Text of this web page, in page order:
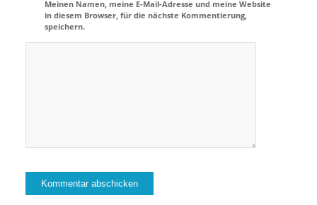
Meinen Namen, meine E-Mail-Adresse und meine Website
in diesem Browser, für die nächste Kommentierung,
speichern.